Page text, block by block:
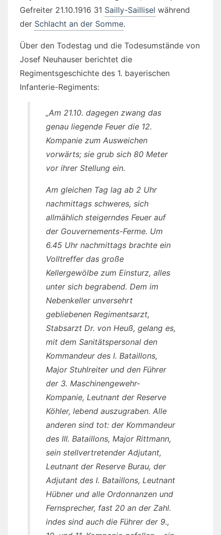
Gefreiter 21.10.1916 31 Sailly-Saillisel während
der Schlacht an der Somme.
Über den Todestag und die Todesumstände von
Josef Neuhauser berichtet die
Regimentsgeschichte des 1. bayerischen
Infanterie-Regiments:
„Am 21.10. dagegen zwang das
genau liegende Feuer die 12.
Kompanie zum Ausweichen
vorwärts; sie grub sich 80 Meter
vor ihrer Stellung ein.
Am gleichen Tag lag ab 2 Uhr
nachmittags schweres, sich
allmählich steigerndes Feuer auf
der Gouvernements-Ferme. Um
6.45 Uhr nachmittags brachte ein
Volltreffer das große
Kellergewölbe zum Einsturz, alles
unter sich begrabend. Dem im
Nebenkeller unversehrt
gebliebenen Regimentsarzt,
Stabsarzt Dr. von Heuß, gelang es,
mit dem Sanitätspersonal den
Kommandeur des I. Bataillons,
Major Stuhlreiter und den Führer
der 3. Maschinengewehr-
Kompanie, Leutnant der Reserve
Köhler, lebend auszugraben. Alle
anderen sind tot: der Kommandeur
des III. Bataillons, Major Rittmann,
sein stellvertretender Adjutant,
Leutnant der Reserve Burau, der
Adjutant des I. Bataillons, Leutnant
Hübner und alle Ordonnanzen und
Fernsprecher, fast 20 an der Zahl.
indes sind auch die Führer der 9.,